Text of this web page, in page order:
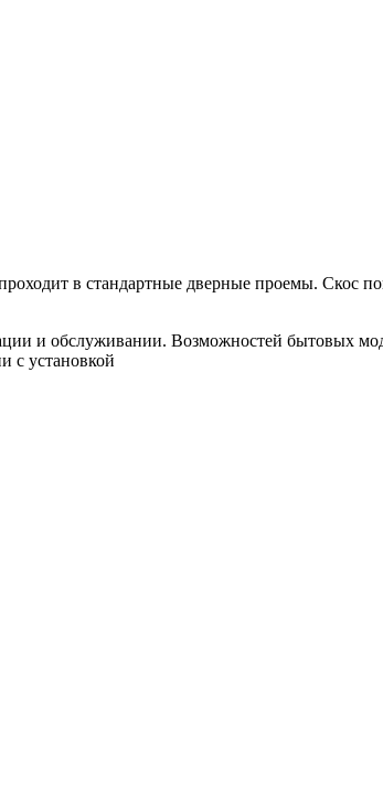
в стандартные дверные проемы. Скос
и обслуживании. Возможностей бытовых
с установкой